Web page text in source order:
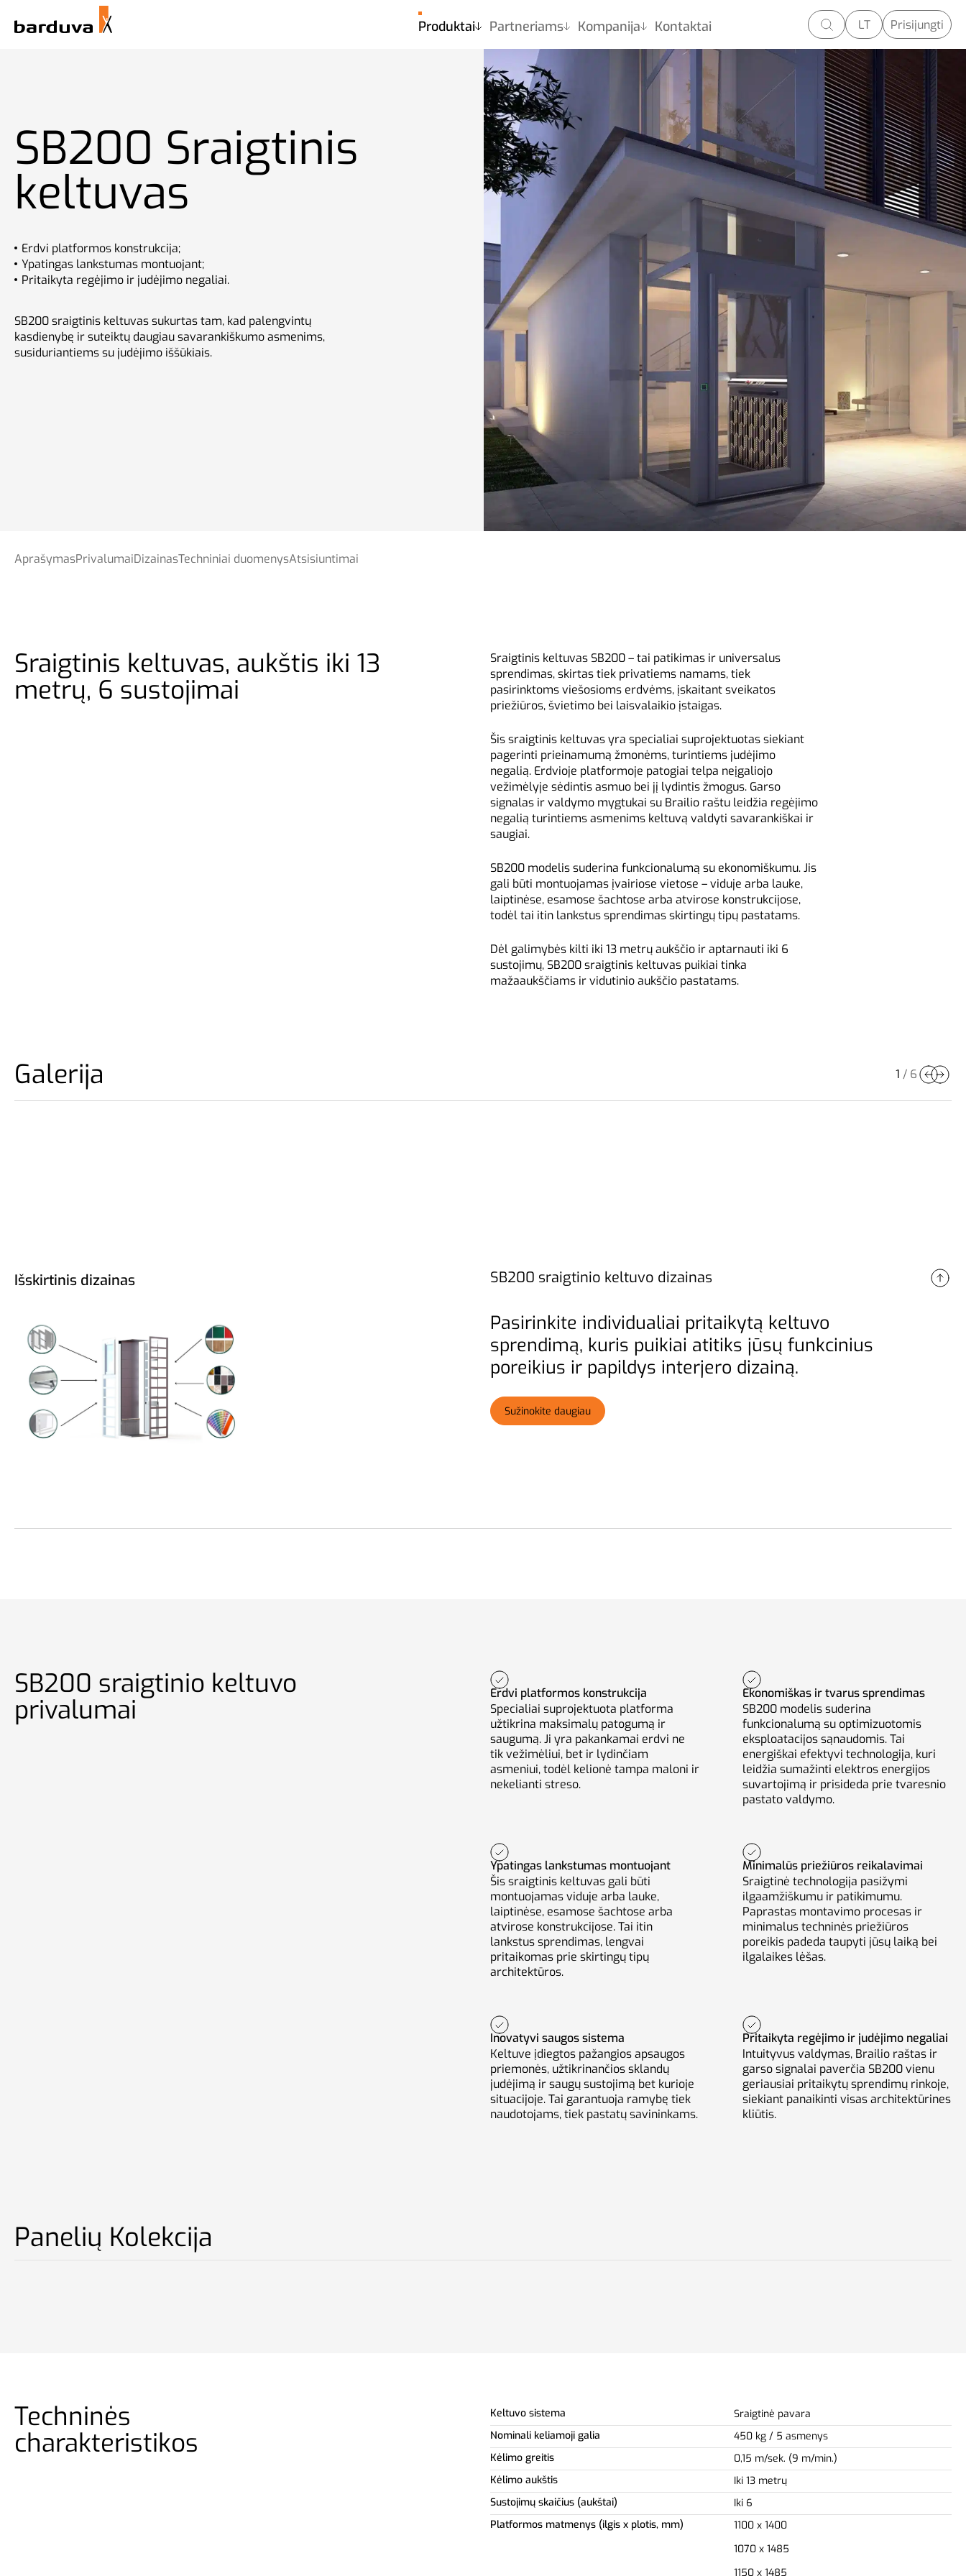
Produktai
Namų keltuvai
Krovininiai keltuvai
Produktai
Apie namų keltuvus
SB200
RB150
AB300
EMB100
EMB120
GRB60
Partneriams Kompanija Kontaktai LT Prisijungti
SB200 Sraigtinis
keltuvas
Erdvi platformos konstrukcija;
Ypatingas lankstumas montuojant;
Pritaikyta regėjimo ir judėjimo negaliai.
SB200 sraigtinis keltuvas sukurtas tam, kad palengvintų
kasdienybę ir suteiktų daugiau savarankiškumo asmenims,
susiduriantiems su judėjimo iššūkiais.
AprašymasPrivalumaiDizainasTechniniai duomenysAtsisiuntimai
Sraigtinis keltuvas, aukštis iki 13
metrų, 6 sustojimai
Sraigtinis keltuvas SB200 – tai patikimas ir universalus
sprendimas, skirtas tiek privatiems namams, tiek
pasirinktoms viešosioms erdvėms, įskaitant sveikatos
priežiūros, švietimo bei laisvalaikio įstaigas.
Šis sraigtinis keltuvas yra specialiai suprojektuotas siekiant
pagerinti prieinamumą žmonėms, turintiems judėjimo
negalią. Erdvioje platformoje patogiai telpa neįgaliojo
vežimėlyje sėdintis asmuo bei jį lydintis žmogus. Garso
signalas ir valdymo mygtukai su Brailio raštu leidžia regėjimo
negalią turintiems asmenims keltuvą valdyti savarankiškai ir
saugiai.
SB200 modelis suderina funkcionalumą su ekonomiškumu. Jis
gali būti montuojamas įvairiose vietose – viduje arba lauke,
laiptinėse, esamose šachtose arba atvirose konstrukcijose,
todėl tai itin lankstus sprendimas skirtingų tipų pastatams.
Dėl galimybės kilti iki 13 metrų aukščio ir aptarnauti iki 6
sustojimų, SB200 sraigtinis keltuvas puikiai tinka
mažaaukščiams ir vidutinio aukščio pastatams.
Galerija 1 / 6
Išskirtinis dizainas SB200 sraigtinio keltuvo dizainas
Pasirinkite individualiai pritaikytą keltuvo
sprendimą, kuris puikiai atitiks jūsų funkcinius
poreikius ir papildys interjero dizainą.
Sužinokite daugiau
SB200 sraigtinio keltuvo
privalumai
Erdvi platformos konstrukcija
Specialiai suprojektuota platforma
užtikrina maksimalų patogumą ir
saugumą. Ji yra pakankamai erdvi ne
tik vežimėliui, bet ir lydinčiam
asmeniui, todėl kelionė tampa maloni ir
nekelianti streso.
Ekonomiškas ir tvarus sprendimas
SB200 modelis suderina
funkcionalumą su optimizuotomis
eksploatacijos sąnaudomis. Tai
energiškai efektyvi technologija, kuri
leidžia sumažinti elektros energijos
suvartojimą ir prisideda prie tvaresnio
pastato valdymo.
Ypatingas lankstumas montuojant
Šis sraigtinis keltuvas gali būti
montuojamas viduje arba lauke,
laiptinėse, esamose šachtose arba
atvirose konstrukcijose. Tai itin
lankstus sprendimas, lengvai
pritaikomas prie skirtingų tipų
architektūros.
Minimalūs priežiūros reikalavimai
Sraigtinė technologija pasižymi
ilgaamžiškumu ir patikimumu.
Paprastas montavimo procesas ir
minimalus techninės priežiūros
poreikis padeda taupyti jūsų laiką bei
ilgalaikes lėšas.
Inovatyvi saugos sistema
Keltuve įdiegtos pažangios apsaugos
priemonės, užtikrinančios sklandų
judėjimą ir saugų sustojimą bet kurioje
situacijoje. Tai garantuoja ramybę tiek
naudotojams, tiek pastatų savininkams.
Pritaikyta regėjimo ir judėjimo negaliai
Intuityvus valdymas, Brailio raštas ir
garso signalai paverčia SB200 vienu
geriausiai pritaikytų sprendimų rinkoje,
siekiant panaikinti visas architektūrines
kliūtis.
Panelių Kolekcija
Techninės
charakteristikos
Keltuvo sistema
Sraigtinė pavara
Nominali keliamoji galia
450 kg / 5 asmenys
Kėlimo greitis
0,15 m/sek. (9 m/min.)
Kėlimo aukštis
Iki 13 metrų
Sustojimų skaičius (aukštai)
Iki 6
Platformos matmenys (ilgis x plotis, mm)
1100 x 1400
1070 x 1485
1150 x 1485